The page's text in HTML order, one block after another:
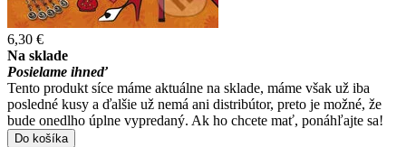
6,30 €
Na sklade
Posielame ihneď
Tento produkt síce máme aktuálne na sklade, máme však už iba
posledné kusy a ďalšie už nemá ani distribútor, preto je možné, že
bude onedlho úplne vypredaný. Ak ho chcete mať, ponáhľajte sa!
Do košíka